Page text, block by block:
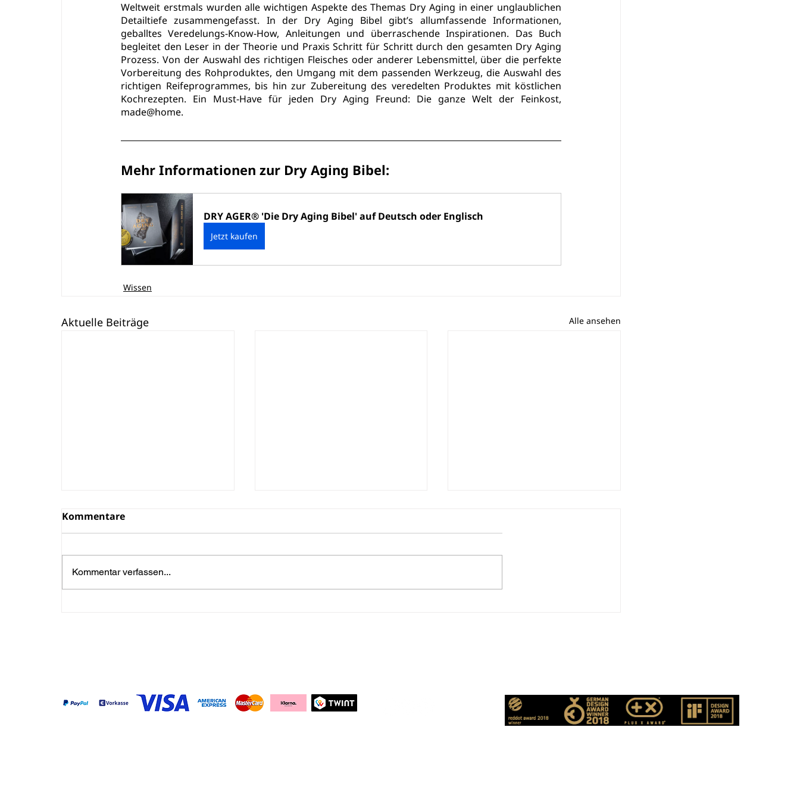
Weltweit erstmals wurden alle wichtigen Aspekte des Themas Dry Aging in einer unglaublichen
Detailtiefe zusammengefasst. In der Dry Aging Bibel gibt’s allumfassende Informationen,
geballtes Veredelungs-Know-How, Anleitungen und überraschende Inspirationen. Das Buch
begleitet den Leser in der Theorie und Praxis Schritt für Schritt durch den gesamten Dry Aging
Prozess. Von der Auswahl des richtigen Fleisches oder anderer Lebensmittel, über die perfekte
Vorbereitung des Rohproduktes, den Umgang mit dem passenden Werkzeug, die Auswahl des
richtigen Reifeprogrammes, bis hin zur Zubereitung des veredelten Produktes mit köstlichen
Kochrezepten. Ein Must-Have für jeden Dry Aging Freund: Die ganze Welt der Feinkost,
made@home.
Mehr Informationen zur Dry Aging Bibel:
DRY AGER® 'Die Dry Aging Bibel' auf Deutsch oder Englisch
Jetzt kaufen
Wissen
Aktuelle Beiträge Alle ansehen
Kommentare
Kommentar verfassen...